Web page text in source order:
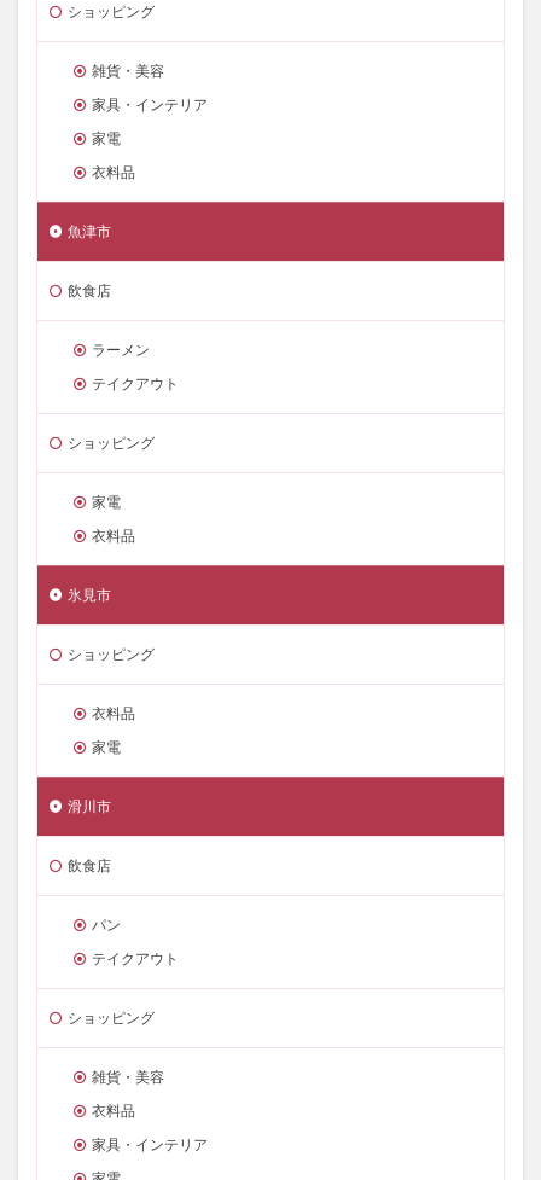
ショッピング
雑貨・美容
家具・インテリア
家電
衣料品
魚津市
飲食店
ラーメン
テイクアウト
ショッピング
家電
衣料品
氷見市
ショッピング
衣料品
家電
滑川市
飲食店
パン
テイクアウト
ショッピング
雑貨・美容
衣料品
家具・インテリア